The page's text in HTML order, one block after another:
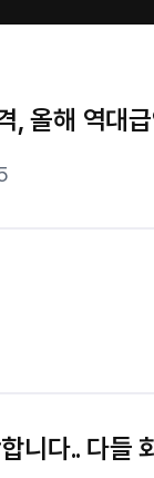
, 올해 역대
니다.. 다들